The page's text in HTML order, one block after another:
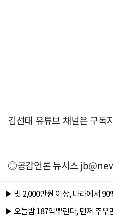
김선태 유튜브 채널은 구독
◎공감언론 뉴시스